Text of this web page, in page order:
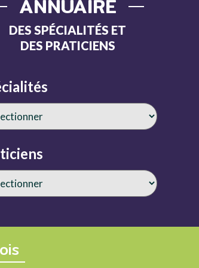
DES SPÉCIALITÉS ET
DES PRATICIENS